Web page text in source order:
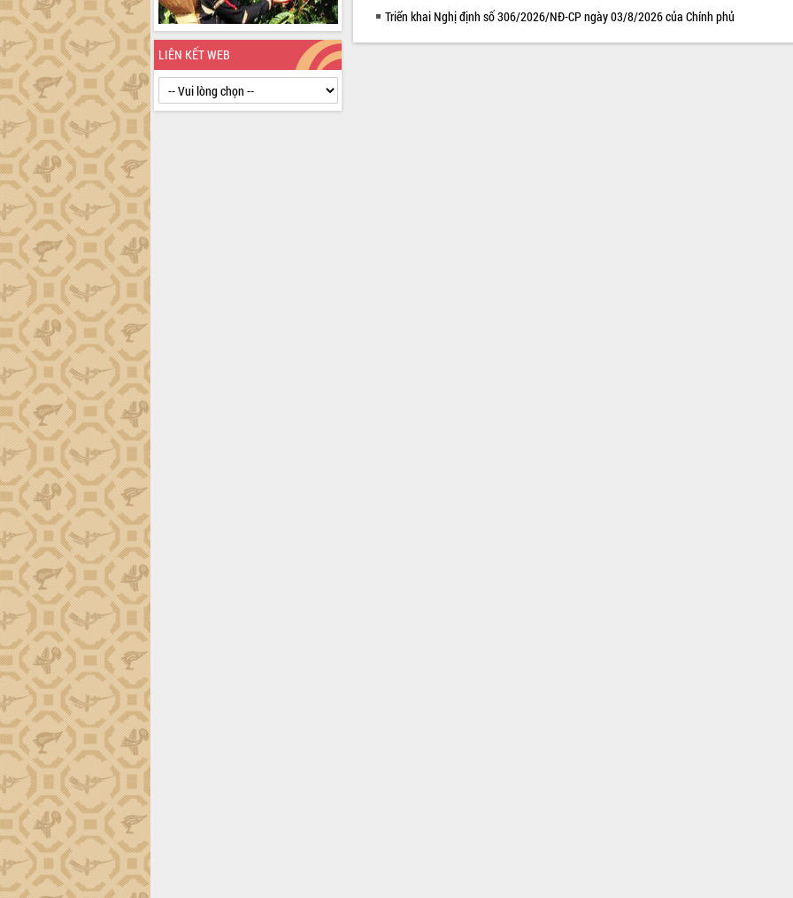
LIÊN KẾT WEB
Triển khai Nghị định số 306/2026/NĐ-CP ngày 03/8/2026 của Chính phủ